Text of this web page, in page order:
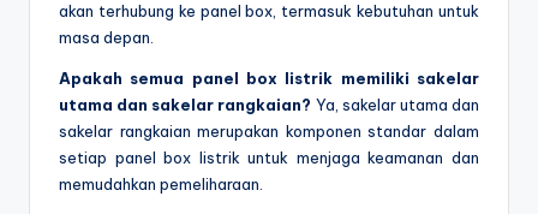
akan terhubung ke panel box, termasuk kebutuhan untuk
masa depan.
Apakah semua panel box listrik memiliki sakelar
utama dan sakelar rangkaian? Ya, sakelar utama dan
sakelar rangkaian merupakan komponen standar dalam
setiap panel box listrik untuk menjaga keamanan dan
memudahkan pemeliharaan.